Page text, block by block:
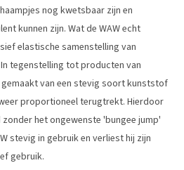
nog kwetsbaar zijn en
kunnen zijn. Wat de WAW echt
elastische samenstelling van
tegenstelling tot producten van
van een stevig soort kunststof
proportioneel terugtrekt. Hierdoor
het ongewenste 'bungee jump'
stevig in gebruik en verliest hij zijn
gebruik.